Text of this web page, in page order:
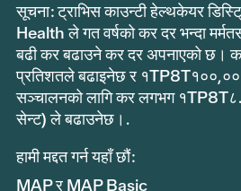
सूचना: ट्राभिस काउन्टी हेल्थकेयर
Health ले गत वर्षको कर दर भन्दा
बढी कर बढाउने कर दर अपनाएको छ।
प्रतिशतले बढाइनेछ र
सञ्चालनको लागि कर लगभग
सेन्ट) ले बढाउनेछ।.
हामी मद्दत गर्न यहाँ छौं:
MAP र MAP Basic